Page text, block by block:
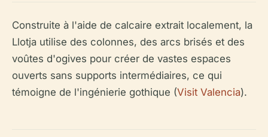
Construite à l'aide de calcaire extrait localement, la
Llotja utilise des colonnes, des arcs brisés et des
voûtes d'ogives pour créer de vastes espaces
ouverts sans supports intermédiaires, ce qui
témoigne de l'ingénierie gothique (Visit Valencia).